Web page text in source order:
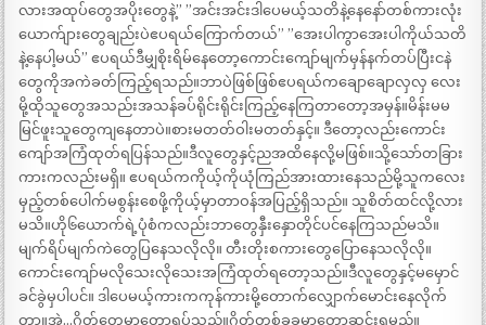
လားအထုပ်တွေအပိုးတွေနဲ့” ”အင်းအင်းဒါပေမယ့်သတိနဲ့နေနော်တစ်ကားလုံး
ယောက်ျားတွေချည်းပဲဧပရယ်ကြောက်တယ်” ”အေးပါကွာအေးပါကိုယ်သတိ
နဲ့နေပါ့မယ်” ဧပရယ်ဒီမျှစိုးရိမ်နေတော့ကောင်းကျော်မျက်မှန်နက်တပ်ပြီးငနဲ
တွေကိုအကဲခတ်ကြည့်ရသည်။ဘာပဲဖြစ်ဖြစ်ဧပရယ်ကချောချောလှလှ လေး
မို့ထိုသူတွေအသည်းအသန်ခပ်ရိုင်းရိုင်းကြည့်နေကြတာတော့အမှန်။မိန်းမမ
မြင်ဖူးသူတွေကျနေတာပဲ။စားမတတ်ဝါးမတတ်နှင့်။ ဒီတော့လည်းကောင်း
ကျော်အကြံထုတ်ရပြန်သည်။ဒီလူတွေနှင့်ညအထိနေလို့မဖြစ်။သို့သော်တခြား
ကားကလည်းမရှိ။ ဧပရယ်ကကိုယ့်ကိုယုံကြည်အားထားနေသည်မို့သူကလေး
မှည့်တစ်ပေါက်မစွန်းစေဖို့ကိုယ့်မှာတာဝန်အပြည့်ရှိသည်။ သူစိတ်ထင်လို့လား
မသိ။ဟို၆ယောက်ရဲ့ပုံစံကလည်းဘာတွေနှီးနှောတိုင်ပင်နေကြသည်မသိ။
မျက်ရိပ်မျက်ကဲတွေပြနေသလိုလို။ တီးတိုးစကားတွေပြောနေသလိုလို။
ကောင်းကျော်မလိုသေးလိုသေးအကြံထုတ်ရတော့သည်။ဒီလူတွေနှင့်မမှောင်
ခင်ခွဲမှပါပင်။ ဒါပေမယ့်ကားကကုန်ကားမို့တောက်လျှောက်မောင်းနေလိုက်
တာ။အဲ…ဂိတ်တွေမှာတော့ရပ်သည်။ဂိတ်တစ်ခုခုမှာတော့ဆင်းရမည်။